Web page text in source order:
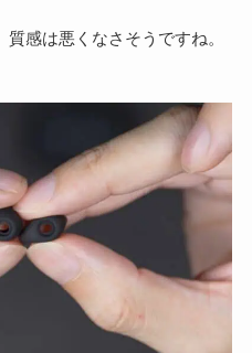
感は悪くなさそうですね。